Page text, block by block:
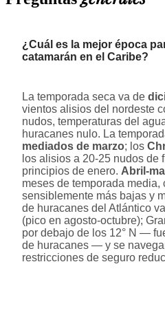
¿Cuál es la mejor época
catamarán en el Caribe?
La temporada seca va de
vientos alisios del nordeste
nudos, temperaturas del
huracanes nulo. La
mediados de marzo; los
los alisios a 20-25 nudos de
principios de enero. Abril-
meses de temporada media,
sensiblemente más bajas y
de huracanes del Atlántico
(pico en agosto-octubre);
por debajo de los 12° N —
de huracanes — y se
restricciones de seguro